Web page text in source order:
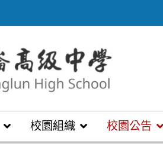
校園組織 校園公告